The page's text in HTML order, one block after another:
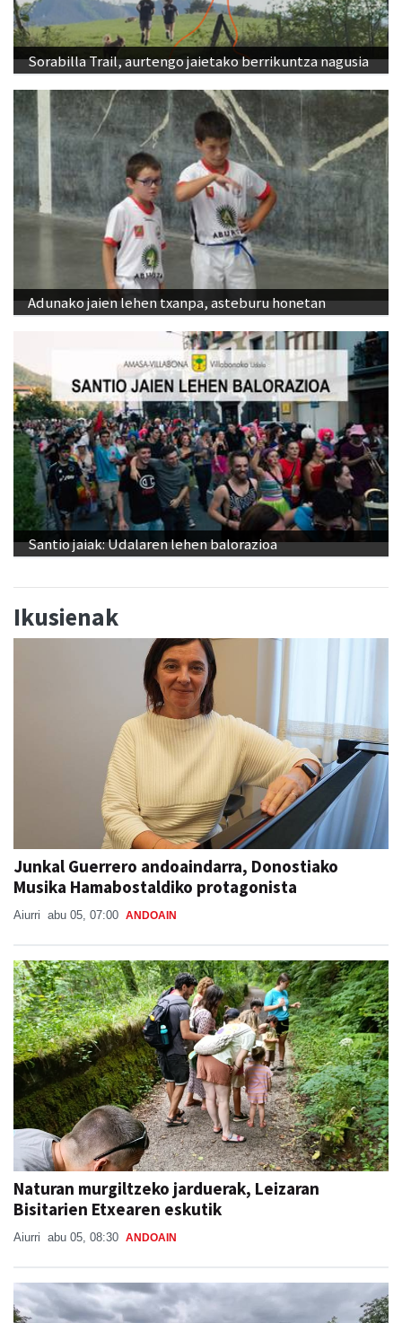
Sorabilla Trail, aurtengo jaietako berrikuntza nagusia
Adunako jaien lehen txanpa, asteburu honetan
Santio jaiak: Udalaren lehen balorazioa
Ikusienak
Junkal Guerrero andoaindarra, Donostiako
Musika Hamabostaldiko protagonista
Aiurri abu 05, 07:00 ANDOAIN
Naturan murgiltzeko jarduerak, Leizaran
Bisitarien Etxearen eskutik
Aiurri abu 05, 08:30 ANDOAIN